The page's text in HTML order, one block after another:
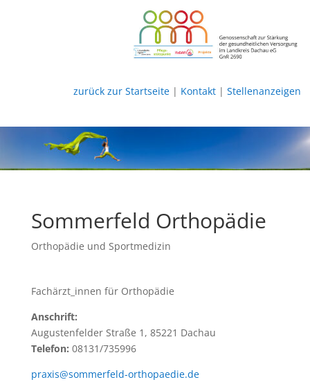
zurück zur Startseite| Kontakt| Stellenanzeigen
Sommerfeld Orthopädie
Orthopädie und Sportmedizin
Fachärzt_innen für Orthopädie
Anschrift:
Augustenfelder Straße 1, 85221 Dachau
Telefon: 08131/735996
praxis@sommerfeld-orthopaedie.de